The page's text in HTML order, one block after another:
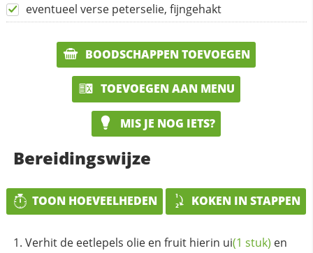
eventueel verse peterselie, fijngehakt
BOODSCHAPPEN TOEVOEGEN
TOEVOEGEN AAN MENU
MIS JE NOG IETS?
Bereidingswijze
TOON HOEVEELHEDEN KOKEN IN STAPPEN
Verhit de eetlepels olie en fruit hierin ui(1 stuk) en